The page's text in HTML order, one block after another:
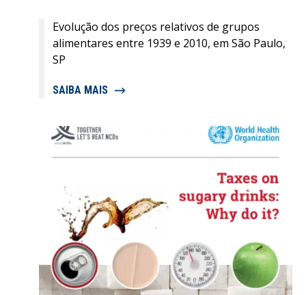
Evolução dos preços relativos de grupos
alimentares entre 1939 e 2010, em São Paulo,
SP
SAIBA MAIS